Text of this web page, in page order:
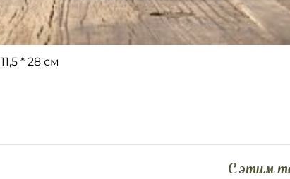
Графин EICHHOLTZ 11,5 * 28 см
C этим